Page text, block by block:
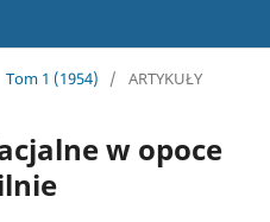
Tom 1 (1954) / ARTYKUŁY
w opoce